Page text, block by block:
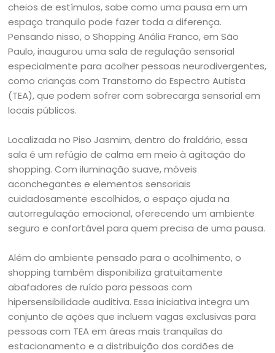
cheios de estímulos, sabe como uma pausa em um
espaço tranquilo pode fazer toda a diferença.
Pensando nisso, o Shopping Anália Franco, em São
Paulo, inaugurou uma sala de regulação sensorial
especialmente para acolher pessoas neurodivergentes,
como crianças com Transtorno do Espectro Autista
(TEA), que podem sofrer com sobrecarga sensorial em
locais públicos.
Localizada no Piso Jasmim, dentro do fraldário, essa
sala é um refúgio de calma em meio à agitação do
shopping. Com iluminação suave, móveis
aconchegantes e elementos sensoriais
cuidadosamente escolhidos, o espaço ajuda na
autorregulação emocional, oferecendo um ambiente
seguro e confortável para quem precisa de uma pausa.
Além do ambiente pensado para o acolhimento, o
shopping também disponibiliza gratuitamente
abafadores de ruído para pessoas com
hipersensibilidade auditiva. Essa iniciativa integra um
conjunto de ações que incluem vagas exclusivas para
pessoas com TEA em áreas mais tranquilas do
estacionamento e a distribuição dos cordões de